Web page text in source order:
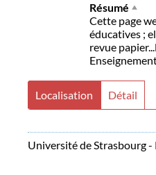
Résumé
Cette page
éducatives ;
revue
Localisation Détail
Université de Strasbourg -